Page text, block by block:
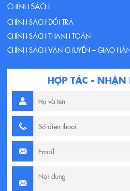
CHÍNH SÁCH
CHÍNH SÁCH ĐỔI TRẢ
CHÍNH SÁCH THANH TOÁN
CHÍNH SÁCH VẬN CHUYỂN – GIAO
HỢP TÁC - NHẬN